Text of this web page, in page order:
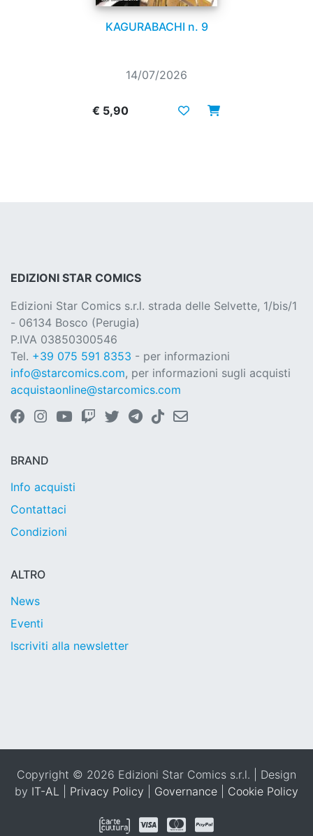
KAGURABACHI n. 9
14/07/2026
€ 5,90
EDIZIONI STAR COMICS
Edizioni Star Comics s.r.l. strada delle Selvette, 1/bis/1
- 06134 Bosco (Perugia)
P.IVA 03850300546
Tel. +39 075 591 8353 - per informazioni
info@starcomics.com, per informazioni sugli acquisti
acquistaonline@starcomics.com
BRAND
Info acquisti
Contattaci
Condizioni
ALTRO
News
Eventi
Iscriviti alla newsletter
Copyright © 2026 Edizioni Star Comics s.r.l. | Design
by IT-AL Privacy Policy Governance Cookie Policy